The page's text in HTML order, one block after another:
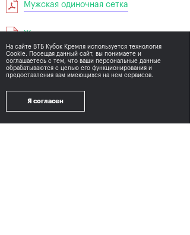
Мужская одиночная сетка
Женская одиночная сетка
Мужская парная сетка
Женская парная сетка
На сайте ВТБ Кубок Кремля используется технология
Cookie. Посещая данный сайт, вы понимаете и
соглашаетесь с тем, что ваши персональные данные
обрабатываются с целью его функционирования и
предоставления вам имеющихся на нем сервисов.
Я согласен